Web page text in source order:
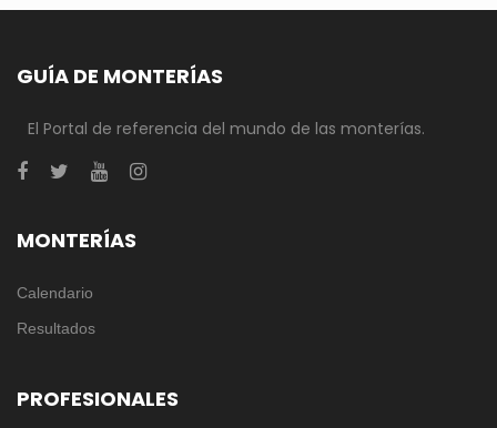
GUÍA DE MONTERÍAS
El Portal de referencia del mundo de las monterías.
MONTERÍAS
Calendario
Resultados
PROFESIONALES